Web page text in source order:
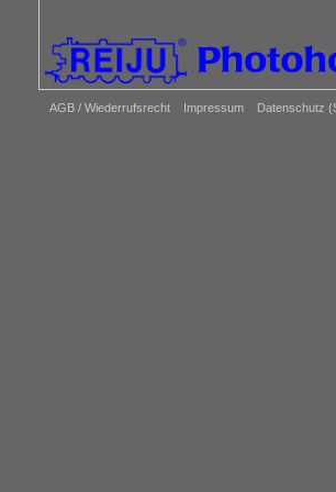
AGB / Wiederrufsrecht Impressum Datenschutz